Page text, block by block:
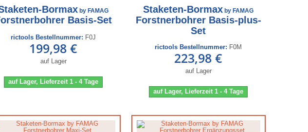
Bormax by FAMAG
Basis-Set
rictools Bestellnummer: F0J
199,98 €
auf Lager
auf Lager, Lieferzeit 1 - 4 Tage
Staketen-Bormax by FAMAG
Forstnerbohrer Basis-plus-
Set
rictools Bestellnummer: F0M
223,98 €
auf Lager
auf Lager, Lieferzeit 1 - 4 Tage